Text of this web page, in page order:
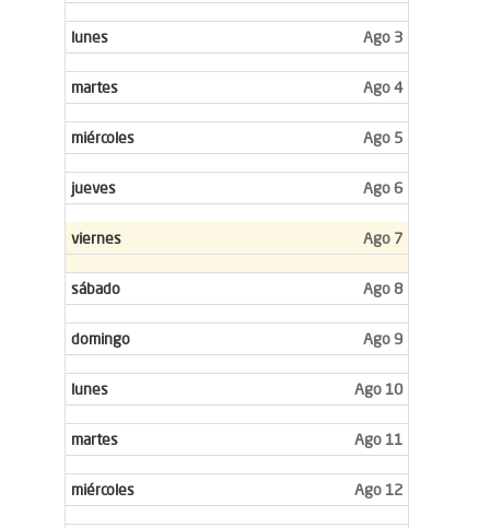
lunes Ago 3
martes Ago 4
miércoles Ago 5
jueves Ago 6
viernes Ago 7
sábado Ago 8
domingo Ago 9
lunes Ago 10
martes Ago 11
miércoles Ago 12